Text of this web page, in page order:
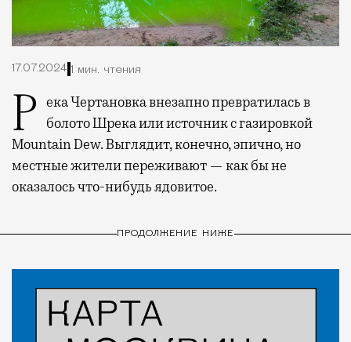
17.07.2024 1 мин. чтения
Река Чертановка внезапно превратилась в
болото Шрека или источник с газировкой
Mountain Dew. Выглядит, конечно, эпично, но
местные жители переживают — как бы не
оказалось что-нибудь ядовитое.
ПРОДОЛЖЕНИЕ НИЖЕ